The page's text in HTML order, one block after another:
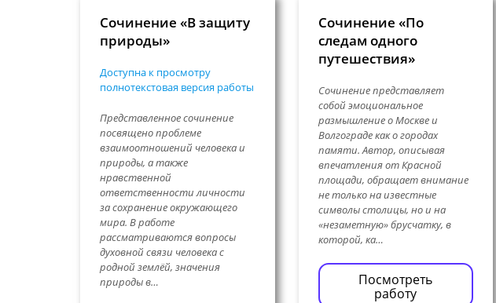
Сочинение «В защиту
природы»
Доступна к просмотру
полнотекстовая версия работы
Представленное сочинение
посвящено проблеме
взаимоотношений человека и
природы, а также
нравственной
ответственности личности
за сохранение окружающего
мира. В работе
рассматриваются вопросы
духовной связи человека с
родной землёй, значения
природы в…
Сочинение «По
следам одного
путешествия»
Сочинение представляет
собой эмоциональное
размышление о Москве и
Волгограде как о городах
памяти. Автор, описывая
впечатления от Красной
площади, обращает внимание
не только на известные
символы столицы, но и на
«незаметную» брусчатку, в
которой, ка…
Посмотреть
работу